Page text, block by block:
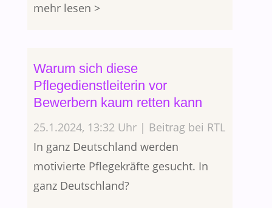
mehr lesen >
Warum sich diese
Pflegedienstleiterin vor
Bewerbern kaum retten kann
25.1.2024, 13:32 Uhr | Beitrag bei RTL
In ganz Deutschland werden
motivierte Pflegekräfte gesucht. In
ganz Deutschland?